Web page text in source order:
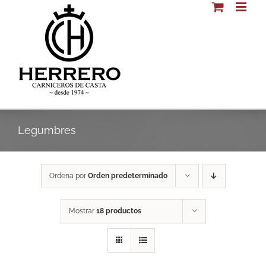
Legumbres
Ordena por Orden predeterminado
Mostrar 18 productos